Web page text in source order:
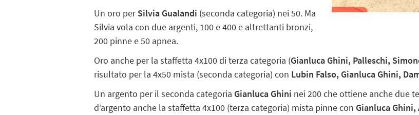
Un oro perSilvia Gualandi (seconda categoria) nei 50. Ma
Silvia vola con due argenti, 100 e 400 e altrettanti bronzi,
200 pinne e 50 apnea.
Oro anche per la staffetta 4x100 di terza categoria (Gianluca Ghini, Palleschi,
risultato per la 4x50 mista (seconda categoria) con Lubin Falso, Gianluca Ghini,
Un argento per il seconda categoria Gianluca Ghini nei 200 che ottiene anche due
d’argento anche la staffetta 4x100 (terza categoria) mista pinne con Gianluca